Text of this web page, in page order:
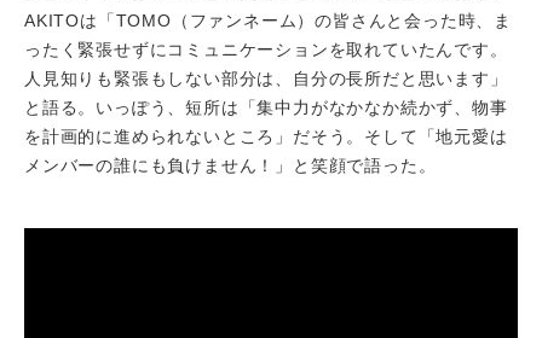
AKITOは「TOMO（ファンネーム）の皆さんと会った時、ま
ったく緊張せずにコミュニケーションを取れていたんです。
人見知りも緊張もしない部分は、自分の長所だと思います」
と語る。いっぽう、短所は「集中力がなかなか続かず、物事
を計画的に進められないところ」だそう。そして「地元愛は
メンバーの誰にも負けません！」と笑顔で語った。